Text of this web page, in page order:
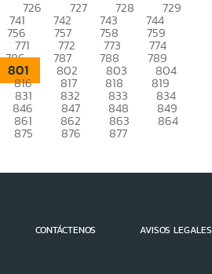
726 727 728 729
741 742 743 744
756 757 758 759
771 772 773 774
786 787 788 789
801 802 803 804
816 817 818 819
831 832 833 834
846 847 848 849
861 862 863 864
875 876 877
CONTÁCTENOS AVISOS LEGALES